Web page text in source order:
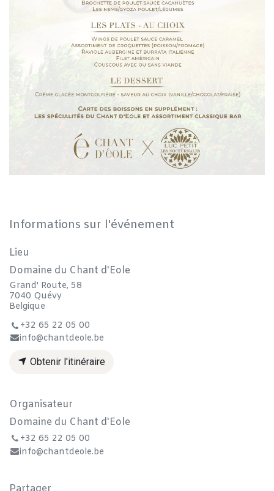
Informations sur l'événement
Lieu
Domaine du Chant d'Eole
Grand' Route, 58
7040 Quévy
Belgique
+32 65 22 05 00
info@chantdeole.be
Obtenir l'itinéraire
Organisateur
Domaine du Chant d'Eole
+32 65 22 05 00
info@chantdeole.be